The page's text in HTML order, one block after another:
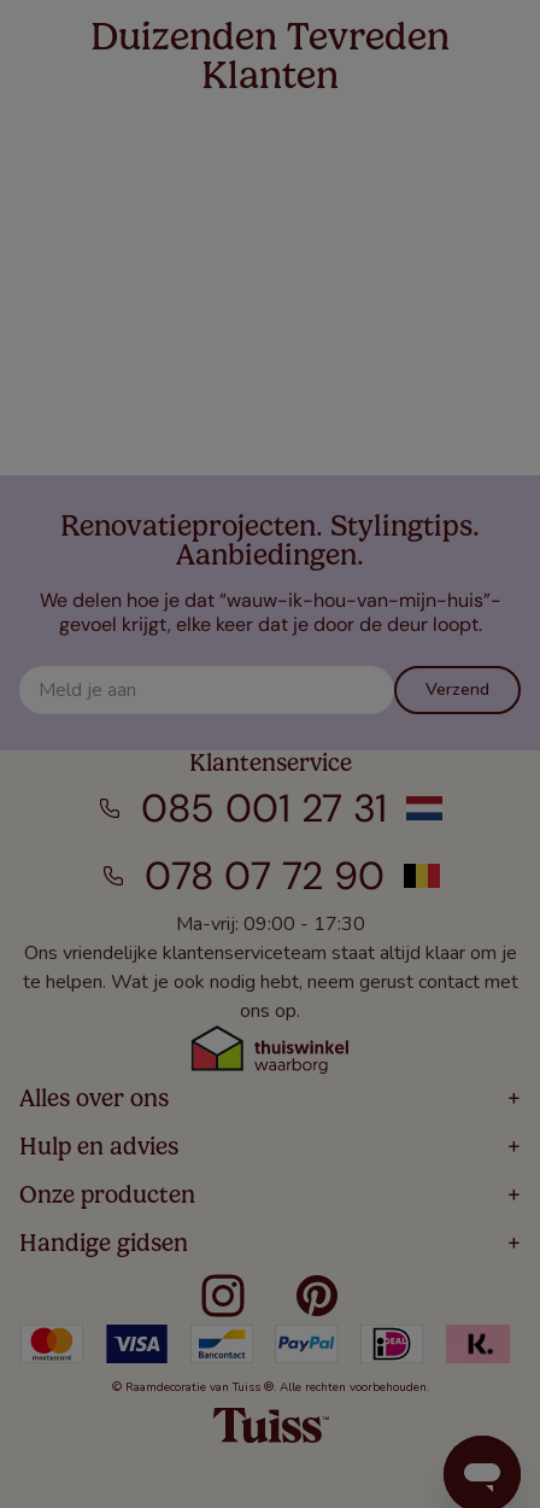
Duizenden Tevreden
Klanten
Renovatieprojecten. Stylingtips.
Aanbiedingen.
We delen hoe je dat “wauw-ik-hou-van-mijn-huis”-
gevoel krijgt, elke keer dat je door de deur loopt.
Verzend
Klantenservice
085 001 27 31
078 07 72 90
Ma-vrij: 09:00 - 17:30
Ons vriendelijke klantenserviceteam staat altijd klaar om je
te helpen. Wat je ook nodig hebt, neem gerust contact met
ons op.
Alles over ons +
Home
Over
Bestellen
Winacties
Veelgestelde Vragen
Hulp en advies +
Volg Je Bestelling
Levering
5 Jaar Garantie
Algemene Voorwaarden
Kindveiligheid
Cookies
Herroepingsrecht
Onze producten +
Houten Jaloezieën
Rolgordijnen
Verticale Jaloezieën
Duo Rolgordijnen
Duo Plisségordijnen
Handige gidsen +
Meten Voor Raamdecoratie
Badkamer Raamdecoratie
Slaapkamer Raamdecoratie
Keuken Raamdecoratie
De Jaloezieën Gids
Jaloezieënwoordenboek
© Raamdecoratie van Tuiss ®. Alle rechten voorbehouden.